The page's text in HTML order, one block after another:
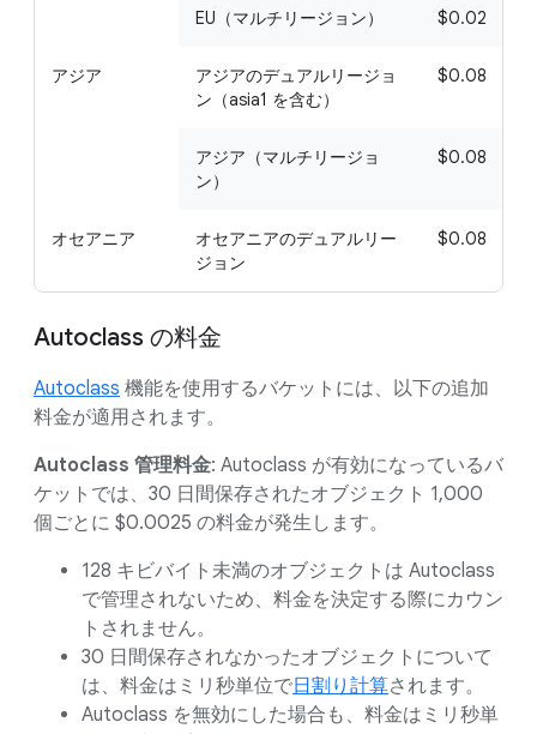
EU（マルチリージョン） $0.02
アジア
アジアのデュアルリージョ
ン（asia1 を含む）
$0.08
アジア（マルチリージョ
ン）
$0.08
オセアニア
オセアニアのデュアルリー
ジョン
$0.08
Autoclass の料金
Autoclass 機能を使用するバケットには、以下の追加
料金が適用されます。
Autoclass 管理料金: Autoclass が有効になっているバ
ケットでは、30 日間保存されたオブジェクト 1,000
個ごとに $0.0025 の料金が発生します。
128 キビバイト未満のオブジェクトは Autoclass
で管理されないため、料金を決定する際にカウン
トされません。
30 日間保存されなかったオブジェクトについて
は、料金はミリ秒単位で日割り計算されます。
Autoclass を無効にした場合も、料金はミリ秒単